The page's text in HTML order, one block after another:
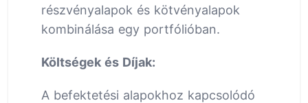
részvényalapok és kötvényalapok
kombinálása egy portfólióban.
Költségek és Díjak:
A befektetési alapokhoz kapcsolódó